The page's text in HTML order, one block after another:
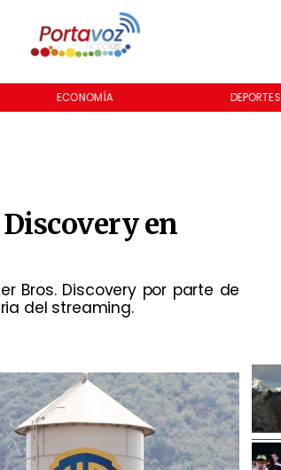
ECONOMÍA DEPORTES
en
Bros. Discovery por parte de
del streaming.